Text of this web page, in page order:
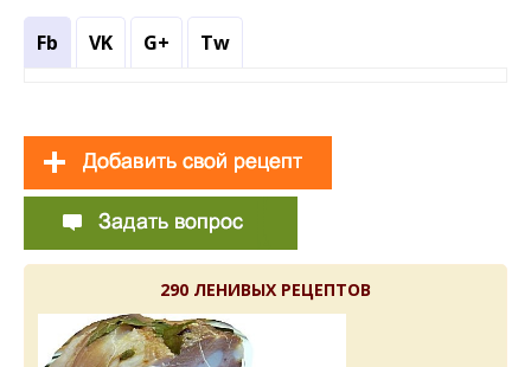
Fb VK G+ Tw
290 ЛЕНИВЫХ РЕЦЕПТОВ